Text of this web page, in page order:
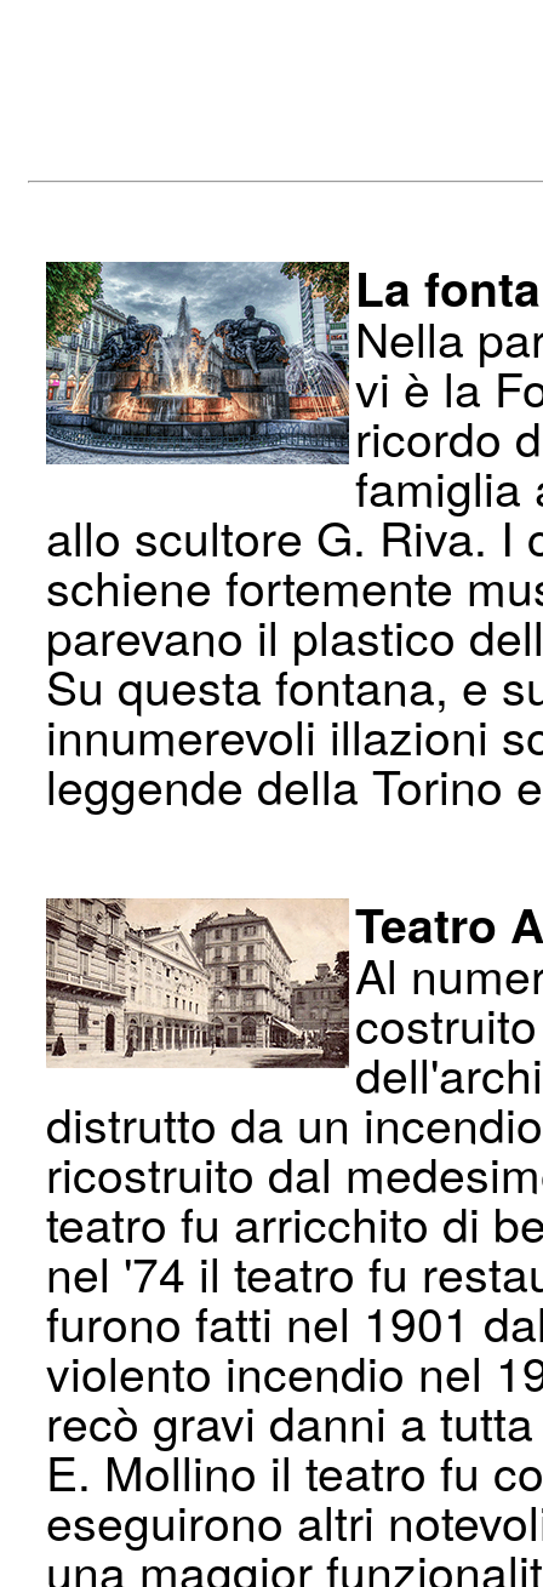
La
Nella
vi è la
ricordo
famiglia
allo scultore G. Riva. I
schiene fortemente
parevano il plastico
Su questa fontana, e
innumerevoli illazioni
leggende della Torino
Teatro
Al
distrutto da un
ricostruito dal
teatro fu arricchito di
nel '74 il teatro fu
furono fatti nel 1901
violento incendio nel
recò gravi danni a
E. Mollino il teatro fu
eseguirono altri
una maggior